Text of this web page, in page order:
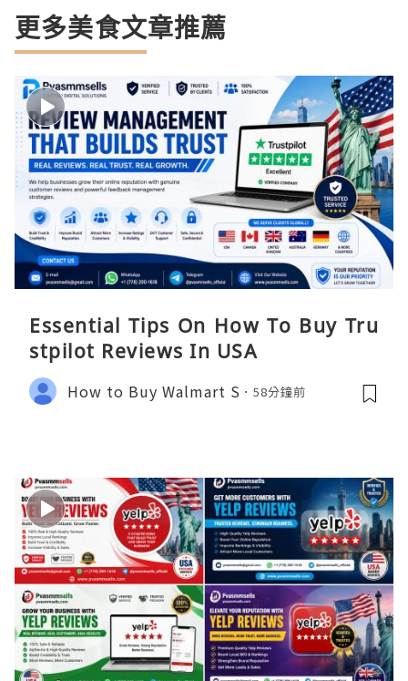
更多美食文章推薦
Essential Tips On How To Buy Tru
stpilot Reviews In USA
How to Buy Walmart S 58分鐘前